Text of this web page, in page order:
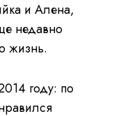
и Алена,
недавно
жизнь.
году: по